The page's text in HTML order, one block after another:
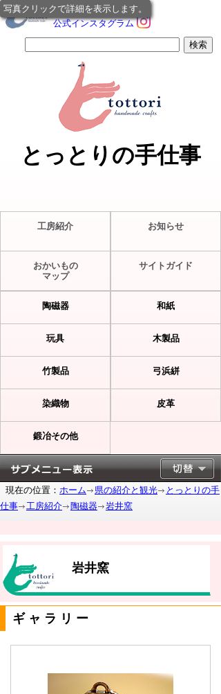
写真クリックで詳細を表示します。
公式インスタグラム
とっとりの手仕事
工房紹介 お知らせ
おかいもの
マップ
サイトガイド
陶磁器 和紙
玩具 木製品
竹製品 弓浜絣
染織物 皮革
鍛冶その他
現在の位置： ホーム 県の紹介と観光
とっとりの手
仕事
工房紹介 陶磁器 岩井窯
岩井窯
ギャラリー